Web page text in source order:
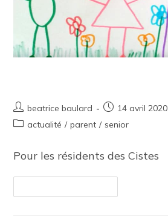
beatrice baulard
14 avril 2020
actualité / parent / senior
Pour les résidents des Cistes